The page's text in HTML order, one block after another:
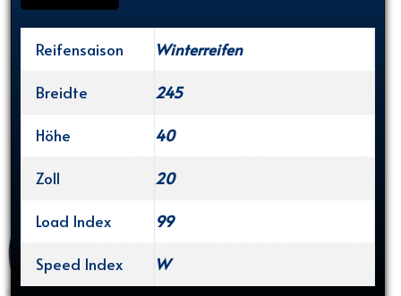
Reifensaison
Winterreifen
Breidte
245
Höhe
40
Zoll
20
Load Index
99
Speed Index
W